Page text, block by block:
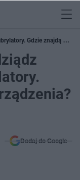
Gdzie znajdą się te
Dodaj do Google